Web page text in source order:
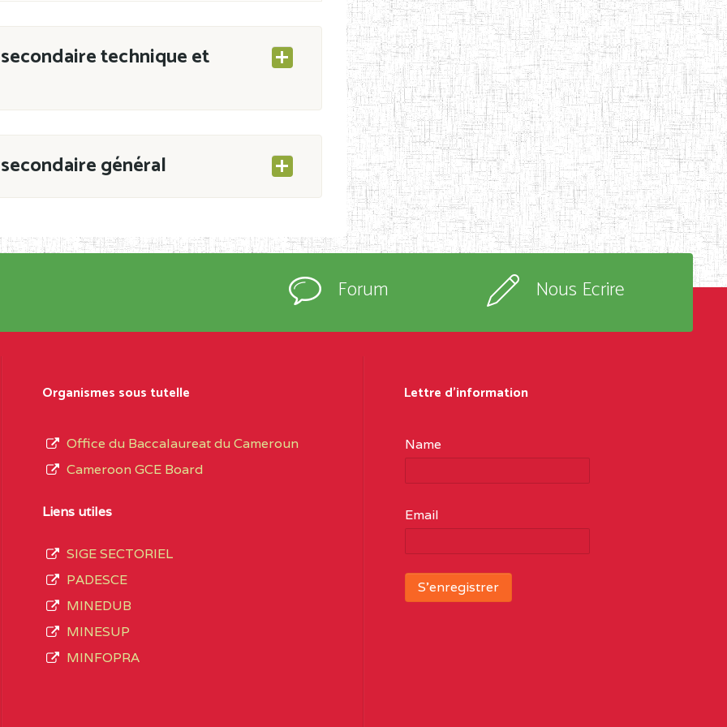
technique et
LES
DE
général
CAB du 21 mars 2011 portant ouverture
immatriculés et inscrits au
Généralau terme des opérations
3408 structures réparties ainsi qu’il
soit :
Forum Nous Ecrire
Organismes sous tutelle
Office du Baccalaureat du Cameroun
Cameroon GCE Board
Liens utiles
SIGE SECTORIEL
PADESCE
MINEDUB
MINESUP
MINFOPRA
Lettre d'information
Name
Email